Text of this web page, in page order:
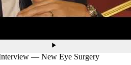
— New Eye Surgery